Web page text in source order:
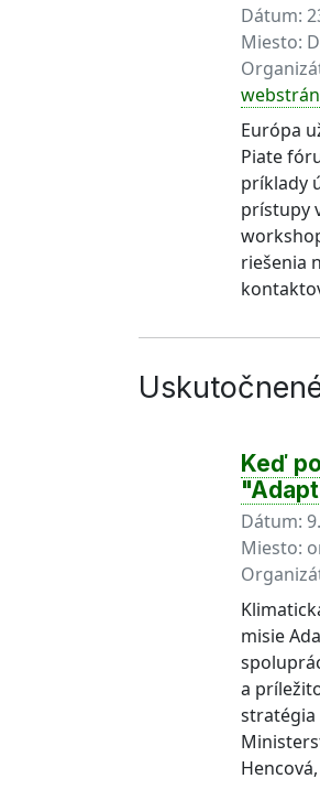
Dátum:
Miesto:
Európa
Piate
príklady
prístupy
riešenia
Keď
Dátum:
Miesto:
misie
a
stratégia